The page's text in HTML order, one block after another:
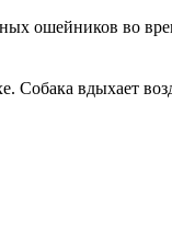
ошейников во
Собака вдыхает